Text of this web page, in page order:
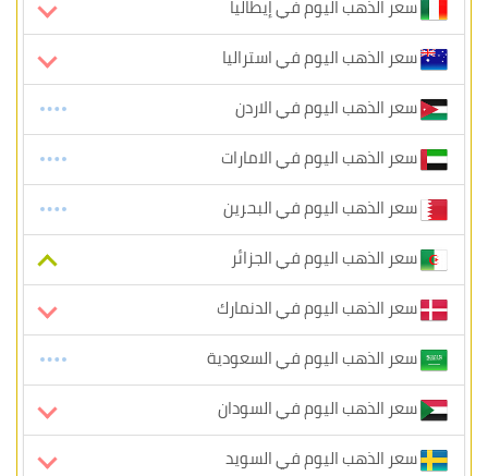
سعر الذهب اليوم في إيطاليا
سعر الذهب اليوم في استراليا
سعر الذهب اليوم في الاردن
سعر الذهب اليوم في الامارات
سعر الذهب اليوم في البحرين
سعر الذهب اليوم في الجزائر
سعر الذهب اليوم في الدنمارك
سعر الذهب اليوم في السعودية
سعر الذهب اليوم في السودان
سعر الذهب اليوم في السويد